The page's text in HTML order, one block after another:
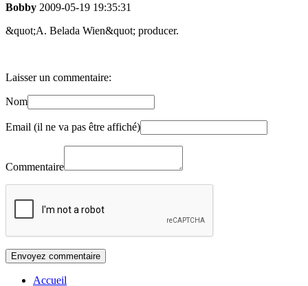
Bobby 2009-05-19 19:35:31
&quot;A. Belada Wien&quot; producer.
Laisser un commentaire:
Nom
Email (il ne va pas être affiché)
Commentaire
Accueil